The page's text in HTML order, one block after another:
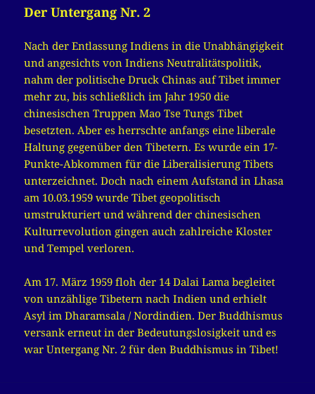
Der Untergang Nr. 2
Nach der Entlassung Indiens in die Unabhängigkeit
und angesichts von Indiens Neutralitätspolitik,
nahm der politische Druck Chinas auf Tibet immer
mehr zu, bis schließlich im Jahr 1950 die
chinesischen Truppen Mao Tse Tungs Tibet
besetzten. Aber es herrschte anfangs eine liberale
Haltung gegenüber den Tibetern. Es wurde ein 17-
Punkte-Abkommen für die Liberalisierung Tibets
unterzeichnet. Doch nach einem Aufstand in Lhasa
am 10.03.1959 wurde Tibet geopolitisch
umstrukturiert und während der chinesischen
Kulturrevolution gingen auch zahlreiche Kloster
und Tempel verloren.
Am 17. März 1959 floh der 14 Dalai Lama begleitet
von unzählige Tibetern nach Indien und erhielt
Asyl im Dharamsala / Nordindien. Der Buddhismus
versank erneut in der Bedeutungslosigkeit und es
war Untergang Nr. 2 für den Buddhismus in Tibet!